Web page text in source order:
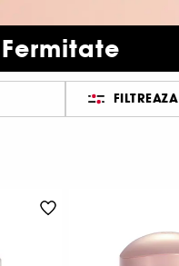
FILTREAZA